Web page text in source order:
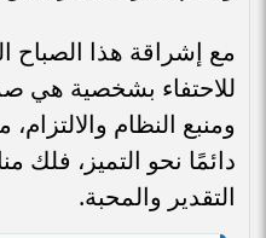
مع إشراقة هذا الصباح
للاحتفاء بشخصية هي
ومنبع النظام
دائمًا نحو التميز، فلك
التقدير والمحبة.